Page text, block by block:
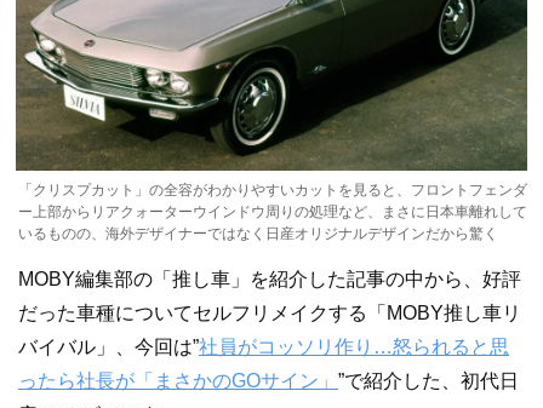
「クリスプカット」の全容がわかりやすいカットを見ると、フロントフェンダ
ー上部からリアクォーターウインドウ周りの処理など、まさに日本車離れして
いるものの、海外デザイナーではなく日産オリジナルデザインだから驚く
MOBY編集部の「推し車」を紹介した記事の中から、好評
だった車種についてセルフリメイクする「MOBY推し車リ
バイバル」、今回は”社員がコッソリ作り…怒られると思
ったら社長が「まさかのGOサイン」 ”で紹介した、初代日